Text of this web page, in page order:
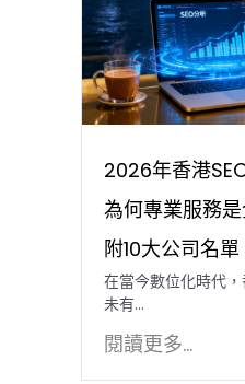
2026年香港
為何專業服務
附10大公司名單
在當今數位化時代
未有…
閱讀更多...